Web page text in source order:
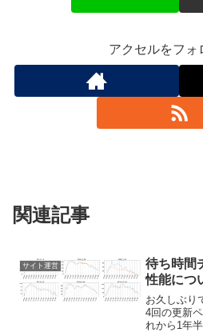
アクセルをフォ
関連記事
サイト運営
待ち時間
性能につ
お久しぶり
4回の更新
れから1年